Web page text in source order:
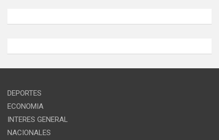
DEPORTES
ECONOMIA
INTERES GENERAL
NACIONALES